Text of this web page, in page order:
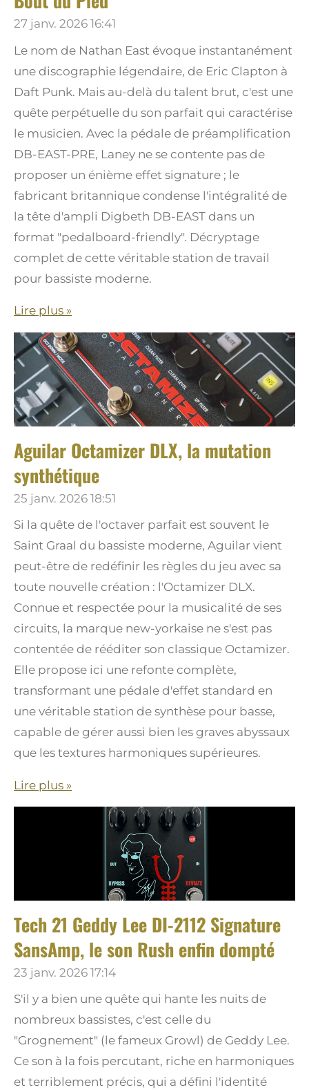
27 janv. 2026 16:41
Le nom de Nathan East évoque instantanément
une discographie légendaire, de Eric Clapton à
Daft Punk. Mais au-delà du talent brut, c'est une
quête perpétuelle du son parfait qui caractérise
le musicien. Avec la pédale de préamplification
DB-EAST-PRE, Laney ne se contente pas de
proposer un énième effet signature ; le
fabricant britannique condense l'intégralité de
la tête d'ampli Digbeth DB-EAST dans un
format "pedalboard-friendly". Décryptage
complet de cette véritable station de travail
pour bassiste moderne.
Lire plus »
Aguilar Octamizer DLX, la mutation
synthétique
25 janv. 2026 18:51
Si la quête de l'octaver parfait est souvent le
Saint Graal du bassiste moderne, Aguilar vient
peut-être de redéfinir les règles du jeu avec sa
toute nouvelle création : l'Octamizer DLX.
Connue et respectée pour la musicalité de ses
circuits, la marque new-yorkaise ne s'est pas
contentée de rééditer son classique Octamizer.
Elle propose ici une refonte complète,
transformant une pédale d'effet standard en
une véritable station de synthèse pour basse,
capable de gérer aussi bien les graves abyssaux
que les textures harmoniques supérieures.
Lire plus »
Tech 21 Geddy Lee DI-2112 Signature
SansAmp, le son Rush enfin dompté
23 janv. 2026 17:14
S'il y a bien une quête qui hante les nuits de
nombreux bassistes, c'est celle du
"Grognement" (le fameux Growl) de Geddy Lee.
Ce son à la fois percutant, riche en harmoniques
et terriblement précis, qui a défini l'identité